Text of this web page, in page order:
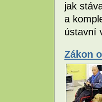
jak
a
ústavní
Zákon